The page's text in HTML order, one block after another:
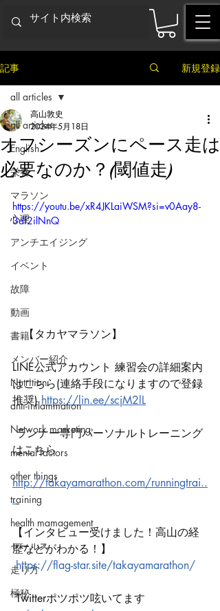
記事 新規登録
all articles
English
栄養
マラソン
心理
アンチエイジング
イベント
故障
動画
書籍
メンバー紹介
Nutrition
anti-inflammation
Network marketing
mental factors
other things
training
health mamagement
セールス
走り方
極秘
all articles
オフシーズンにペース走は
必要なのか？(閾値走)
高山敦史
2024年5月18日
https://youtu.be/xR4JKLaiWSM?si=v0Aay8-
3df2ilNnQ
【タカヤマラソン】
LINE公式アカウント 練習会の詳細案内
はこちら(連絡手段になりますので登録
推奨) https://lin.ee/scjM2lL
ランナー専門パーソナルトレーニング
はこちら
http://takayamarathon.com/runningtrai..
.
【インタビュー受けました！高山の経
歴などがわかる！】
https://flag-star.site/takayamarathon/
Twitterポツポツ呟いてます